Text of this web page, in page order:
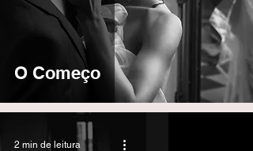
O Começo
2 min de leitura